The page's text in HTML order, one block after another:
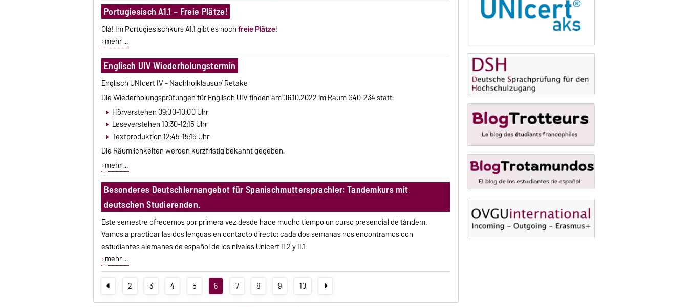
Portugiesisch A1.1 – Freie Plätze!
Olá! Im Portugiesischkurs A1.1 gibt es nochfreie Plätze!
mehr ...
Englisch UIV Wiederholungstermin
Englisch UNIcert IV - Nachholklausur/ Retake
Die Wiederholungsprüfungen für Englisch UIV finden am 06.10.2022 im Raum G40-234 statt:
Hörverstehen 09:00-10:00 Uhr
Leseverstehen 10:30-12:15 Uhr
Textproduktion 12:45-15:15 Uhr
Die Räumlichkeiten werden kurzfristig bekannt gegeben.
mehr ...
Besonderes Deutschlernangebot für Spanischmuttersprachler: Tandemkurs mit
deutschen Studierenden.
Este semestre ofrecemos por primera vez desde hace mucho tiempo un curso presencial de tándem.
Vamos a practicar las dos lenguas en contacto directo: cada dos semanas nos encontramos con
estudiantes alemanes de español de los niveles Unicert II.2 y II.1.
mehr ...
2 3 4 5 6 7 8 9 10